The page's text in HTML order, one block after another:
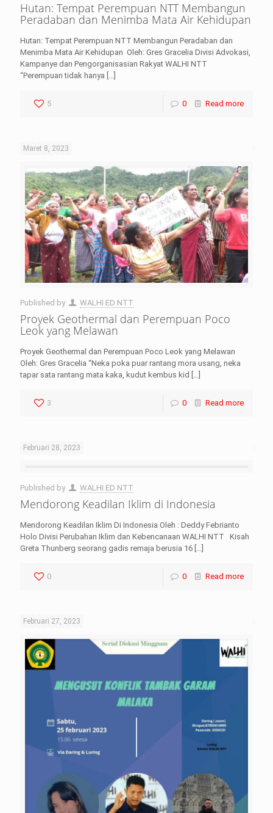
Hutan: Tempat Perempuan NTT Membangun
Peradaban dan Menimba Mata Air Kehidupan
Hutan: Tempat Perempuan NTT Membangun Peradaban dan
Menimba Mata Air Kehidupan Oleh: Gres Gracelia Divisi Advokasi,
Kampanye dan Pengorganisasian Rakyat WALHI NTT
“Perempuan tidak hanya
5 0 Read more
Maret 8, 2023
Published by WALHI ED NTT
Proyek Geothermal dan Perempuan Poco
Leok yang Melawan
Proyek Geothermal dan Perempuan Poco Leok yang Melawan
Oleh: Gres Gracelia “Neka poka puar rantang mora usang, neka
tapar sata rantang mata kaka, kudut kembus kid […]
3 0 Read more
Februari 28, 2023
Published by WALHI ED NTT
Mendorong Keadilan Iklim di Indonesia
Mendorong Keadilan Iklim Di Indonesia Oleh : Deddy Febrianto
Holo Divisi Perubahan Iklim dan Kebencanaan WALHI NTT Kisah
Greta Thunberg seorang gadis remaja berusia 16 […]
0 0 Read more
Februari 27, 2023